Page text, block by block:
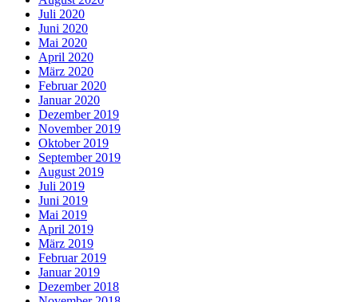
Juli 2020
Juni 2020
Mai 2020
April 2020
März 2020
Februar 2020
Januar 2020
Dezember 2019
November 2019
Oktober 2019
September 2019
August 2019
Juli 2019
Juni 2019
Mai 2019
April 2019
März 2019
Februar 2019
Januar 2019
Dezember 2018